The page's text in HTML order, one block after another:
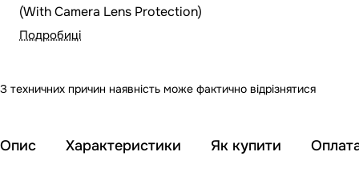
(With Camera Lens Protection)
Подробиці
З техничних причин наявність може фактично відрізнятися
Опис Характеристики Як купити